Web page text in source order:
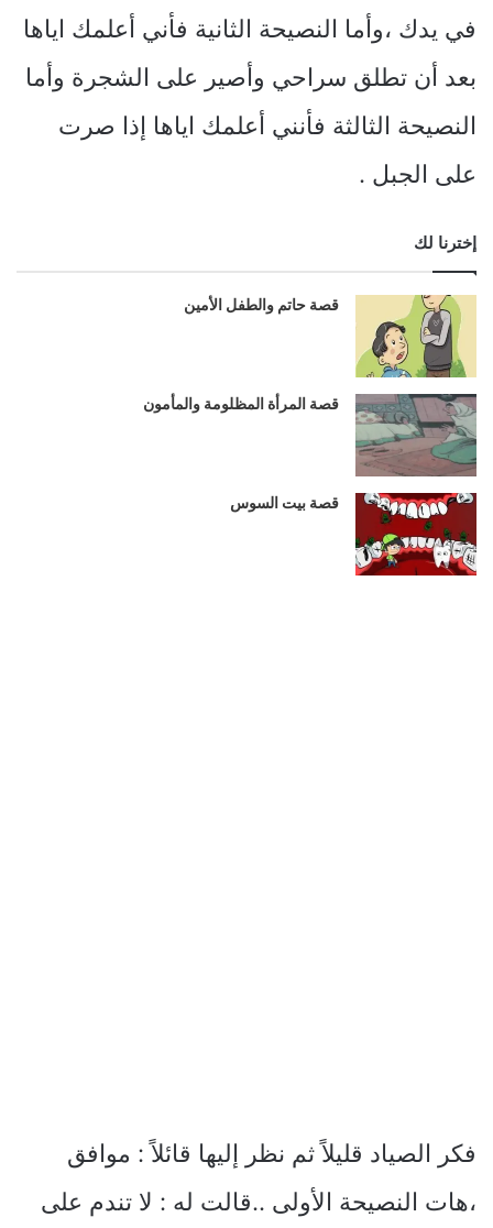
في يدك ،وأما النصيحة الثانية فأني أعلمك اياها
بعد أن تطلق سراحي وأصير على الشجرة وأما
النصيحة الثالثة فأنني أعلمك اياها إذا صرت
على الجبل .
إخترنا لك
قصة حاتم والطفل الأمين
قصة المرأة المظلومة والمأمون
قصة بيت السوس
فكر الصياد قليلاً ثم نظر إليها قائلاً : موافق
،هات النصيحة الأولى ..قالت له : لا تندم على